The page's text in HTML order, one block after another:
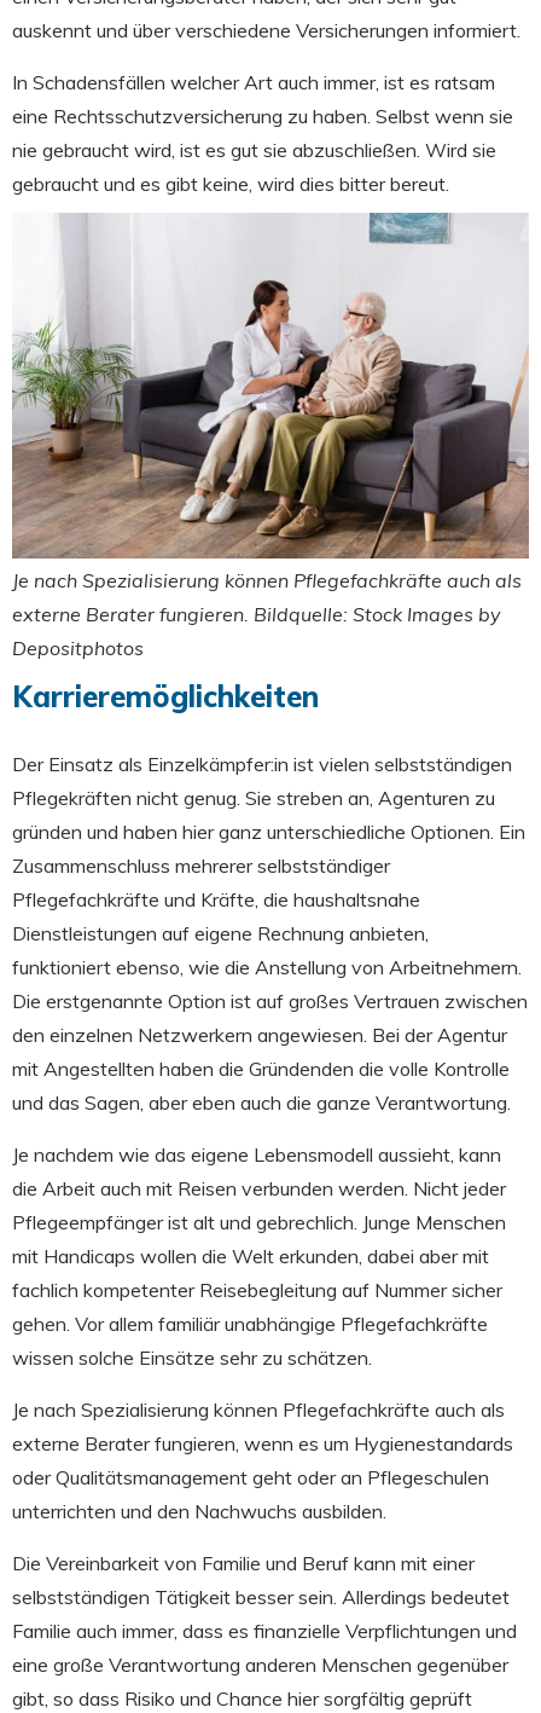
auskennt und über verschiedene Versicherungen informiert.
In Schadensfällen welcher Art auch immer, ist es ratsam
eine Rechtsschutzversicherung zu haben. Selbst wenn sie
nie gebraucht wird, ist es gut sie abzuschließen. Wird sie
gebraucht und es gibt keine, wird dies bitter bereut.
Je nach Spezialisierung können Pflegefachkräfte auch als
externe Berater fungieren. Bildquelle: Stock Images by
Depositphotos
Karrieremöglichkeiten
Der Einsatz als Einzelkämpfer:in ist vielen selbstständigen
Pflegekräften nicht genug. Sie streben an, Agenturen zu
gründen und haben hier ganz unterschiedliche Optionen. Ein
Zusammenschluss mehrerer selbstständiger
Pflegefachkräfte und Kräfte, die haushaltsnahe
Dienstleistungen auf eigene Rechnung anbieten,
funktioniert ebenso, wie die Anstellung von Arbeitnehmern.
Die erstgenannte Option ist auf großes Vertrauen zwischen
den einzelnen Netzwerkern angewiesen. Bei der Agentur
mit Angestellten haben die Gründenden die volle Kontrolle
und das Sagen, aber eben auch die ganze Verantwortung.
Je nachdem wie das eigene Lebensmodell aussieht, kann
die Arbeit auch mit Reisen verbunden werden. Nicht jeder
Pflegeempfänger ist alt und gebrechlich. Junge Menschen
mit Handicaps wollen die Welt erkunden, dabei aber mit
fachlich kompetenter Reisebegleitung auf Nummer sicher
gehen. Vor allem familiär unabhängige Pflegefachkräfte
wissen solche Einsätze sehr zu schätzen.
Je nach Spezialisierung können Pflegefachkräfte auch als
externe Berater fungieren, wenn es um Hygienestandards
oder Qualitätsmanagement geht oder an Pflegeschulen
unterrichten und den Nachwuchs ausbilden.
Die Vereinbarkeit von Familie und Beruf kann mit einer
selbstständigen Tätigkeit besser sein. Allerdings bedeutet
Familie auch immer, dass es finanzielle Verpflichtungen und
eine große Verantwortung anderen Menschen gegenüber
gibt, so dass Risiko und Chance hier sorgfältig geprüft